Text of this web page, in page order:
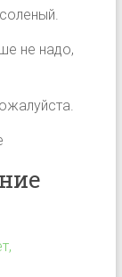
не надо,